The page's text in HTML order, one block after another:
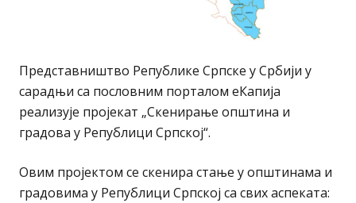
Представништво Републике Српске у Србији у
сарадњи са пословним порталом еКапија
реализује пројекат „Скенирање општина и
градова у Републици Српској“.
Овим пројектом се скенира стање у општинама и
градовима у Републици Српској са свих аспеката: